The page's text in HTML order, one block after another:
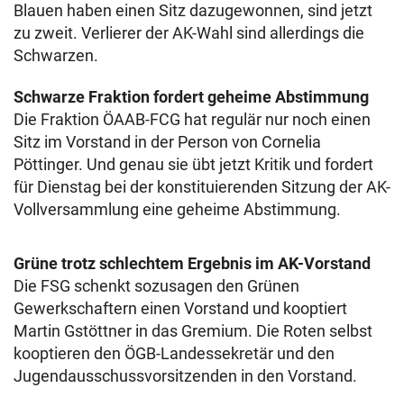
Blauen haben einen Sitz dazugewonnen, sind jetzt
zu zweit. Verlierer der AK-Wahl sind allerdings die
Schwarzen.
Schwarze Fraktion fordert geheime Abstimmung
Die Fraktion ÖAAB-FCG hat regulär nur noch einen
Sitz im Vorstand in der Person von Cornelia
Pöttinger. Und genau sie übt jetzt Kritik und fordert
für Dienstag bei der konstituierenden Sitzung der AK-
Vollversammlung eine geheime Abstimmung.
Grüne trotz schlechtem Ergebnis im AK-Vorstand
Die FSG schenkt sozusagen den Grünen
Gewerkschaftern einen Vorstand und kooptiert
Martin Gstöttner in das Gremium. Die Roten selbst
kooptieren den ÖGB-Landessekretär und den
Jugendausschussvorsitzenden in den Vorstand.